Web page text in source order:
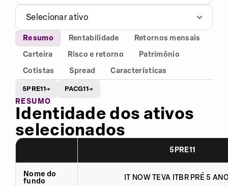
Selecionar ativo
Resumo Rentabilidade
Retornos mensais
Carteira
Risco e retorno
Patrimônio
Cotistas
Spread Características
5PRE11→ PACG11→
RESUMO
Identidade dos ativos
selecionados
5PRE11
Nome do
fundo
IT NOW TEVA ITBR PRÉ 5